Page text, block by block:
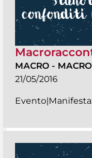
MACRO -
21/05/2016